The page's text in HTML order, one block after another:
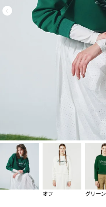
オフ グリーン